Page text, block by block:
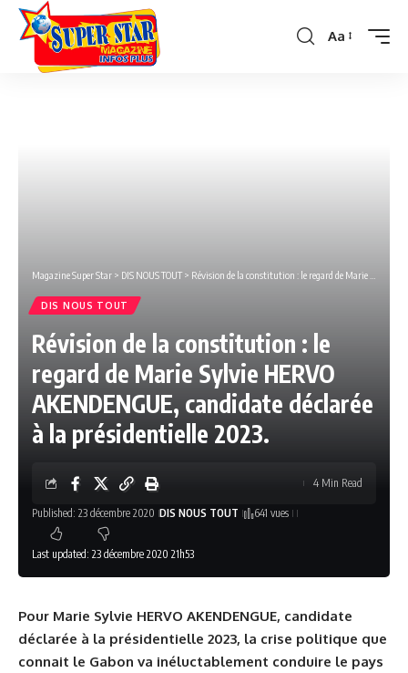
Font
Aa
Magazine Super Star > DIS NOUS TOUT> Révision de la constitution : le regard de Marie Sylvie HERVO AKENDENGUE, candidate déclarée à la présidentielle 2023.
DIS NOUS TOUT
Révision de la constitution : le
regard de Marie Sylvie HERVO
AKENDENGUE, candidate déclarée
à la présidentielle 2023.
Last updated: 23 décembre 2020 21h53
Published: 23 décembre 2020 DIS NOUS TOUT 641 vues
4 Min Read
Pour Marie Sylvie HERVO AKENDENGUE, candidate
déclarée à la présidentielle 2023, la crise politique que
connait le Gabon va inéluctablement conduire le pays